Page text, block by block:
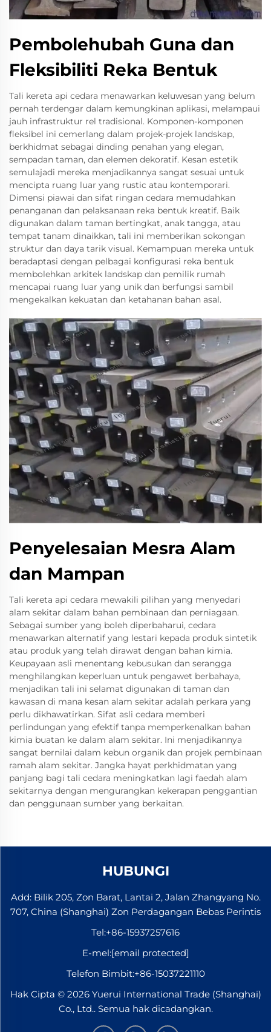
Pembolehubah Guna dan
Fleksibiliti Reka Bentuk
Tali kereta api cedara menawarkan keluwesan yang belum
pernah terdengar dalam kemungkinan aplikasi, melampaui
jauh infrastruktur rel tradisional. Komponen-komponen
fleksibel ini cemerlang dalam projek-projek landskap,
berkhidmat sebagai dinding penahan yang elegan,
sempadan taman, dan elemen dekoratif. Kesan estetik
semulajadi mereka menjadikannya sangat sesuai untuk
mencipta ruang luar yang rustic atau kontemporari.
Dimensi piawai dan sifat ringan cedara memudahkan
penanganan dan pelaksanaan reka bentuk kreatif. Baik
digunakan dalam taman bertingkat, anak tangga, atau
tempat tanam dinaikkan, tali ini memberikan sokongan
struktur dan daya tarik visual. Kemampuan mereka untuk
beradaptasi dengan pelbagai konfigurasi reka bentuk
membolehkan arkitek landskap dan pemilik rumah
mencapai ruang luar yang unik dan berfungsi sambil
mengekalkan kekuatan dan ketahanan bahan asal.
Penyelesaian Mesra Alam
dan Mampan
Tali kereta api cedara mewakili pilihan yang menyedari
alam sekitar dalam bahan pembinaan dan perniagaan.
Sebagai sumber yang boleh diperbaharui, cedara
menawarkan alternatif yang lestari kepada produk sintetik
atau produk yang telah dirawat dengan bahan kimia.
Keupayaan asli menentang kebusukan dan serangga
menghilangkan keperluan untuk pengawet berbahaya,
menjadikan tali ini selamat digunakan di taman dan
kawasan di mana kesan alam sekitar adalah perkara yang
perlu dikhawatirkan. Sifat asli cedara memberi
perlindungan yang efektif tanpa memperkenalkan bahan
kimia buatan ke dalam alam sekitar. Ini menjadikannya
sangat bernilai dalam kebun organik dan projek pembinaan
ramah alam sekitar. Jangka hayat perkhidmatan yang
panjang bagi tali cedara meningkatkan lagi faedah alam
sekitarnya dengan mengurangkan kekerapan penggantian
dan penggunaan sumber yang berkaitan.
HUBUNGI
Add: Bilik 205, Zon Barat, Lantai 2, Jalan Zhangyang No.
707, China (Shanghai) Zon Perdagangan Bebas Perintis
Tel:+86-15937257616
E-mel:[email protected]
Telefon Bimbit:+86-15037221110
Hak Cipta © 2026 Yuerui International Trade (Shanghai)
Co., Ltd.. Semua hak dicadangkan.